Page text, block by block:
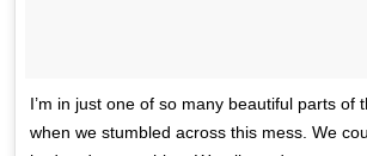
I’m in just one of so many beautiful parts of
when we stumbled across this mess. We